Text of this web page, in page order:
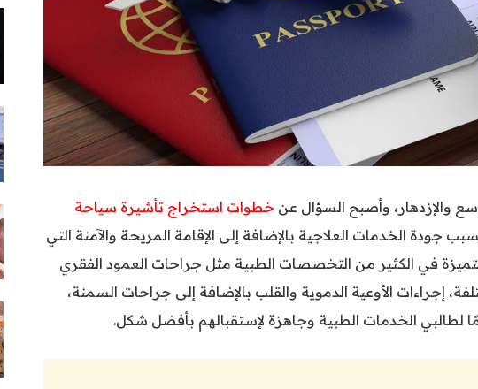
والإزدهار، وأصبح السؤال عن خطوات استخراج تأشيرة سياحة
جودة الخدمات العلاجية بالإضافة إلى الإقامة المريحة والآمنة التي
في الكثير من التخصصات الطبية مثل جراحات العمود الفقري
إجراءات الأوعية الدموية والقلب بالإضافة إلى جراحات السمنة،
لطالبي الخدمات الطبية وجاهزة لإستقبالهم بأفضل شكل.